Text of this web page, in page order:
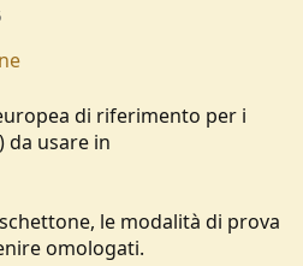
di riferimento per i
usare in
le modalità di prova
omologati.